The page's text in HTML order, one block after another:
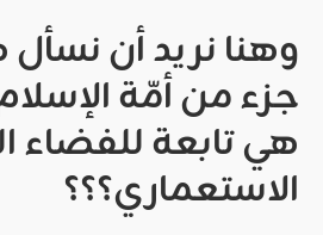
وهنا نريد أن
جزء من أمّة
هي تابعة للفضاء
الاستعماري؟؟؟